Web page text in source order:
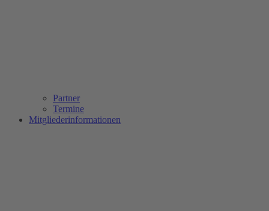
Partner
Termine
Mitgliederinformationen